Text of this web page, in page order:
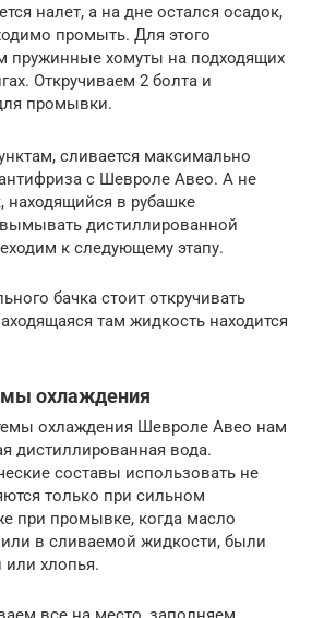
налет, а на дне остался осадок,
промыть. Для этого
пружинные хомуты на подходящих
Откручиваем 2 болта и
промывки.
сливается максимально
с Шевроле Авео. А не
находящийся в рубашке
дистиллированной
к следующему этапу.
бачка стоит откручивать
там жидкость находится
охлаждения
охлаждения Шевроле Авео нам
дистиллированная вода.
составы использовать не
только при сильном
при промывке, когда масло
в сливаемой жидкости, были
хлопья.